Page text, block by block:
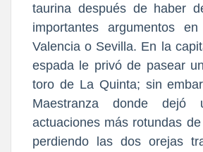
taurina después de haber
importantes argumentos
Valencia o Sevilla. En la
espada le privó de pasear
toro de La Quinta; sin
Maestranza donde
actuaciones más rotundas
perdiendo las dos orejas